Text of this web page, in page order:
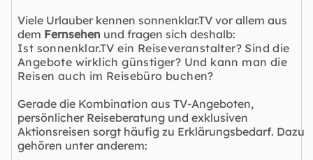
Viele Urlauber kennen sonnenklar.TV vor allem aus
dem Fernsehen und fragen sich deshalb:
Ist sonnenklar.TV ein Reiseveranstalter? Sind die
Angebote wirklich günstiger? Und kann man die
Reisen auch im Reisebüro buchen?
Gerade die Kombination aus TV-Angeboten,
persönlicher Reiseberatung und exklusiven
Aktionsreisen sorgt häufig zu Erklärungsbedarf. Dazu
gehören unter anderem: